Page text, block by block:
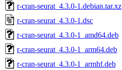
r-cran-seurat_4.3.0-1.debian.tar.xz
r-cran-seurat_4.3.0-1.dsc
r-cran-seurat_4.3.0-1_amd64.deb
r-cran-seurat_4.3.0-1_arm64.deb
r-cran-seurat_4.3.0-1_armhf.deb